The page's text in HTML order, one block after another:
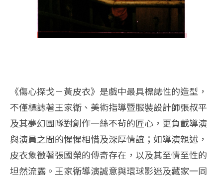
《傷心探戈－黃皮衣》是戲中最具標誌性的造型，
不僅標誌著王家衛、美術指導暨服裝設計師張叔平
及其夢幻團隊對創作一絲不茍的匠心，更負載導演
與演員之間的惺惺相惜及深厚情誼；如導演親述，
皮衣象徵著張國榮的傳奇存在，以及其至情至性的
坦然流露。王家衛導演誠意與環球影迷及藏家一同